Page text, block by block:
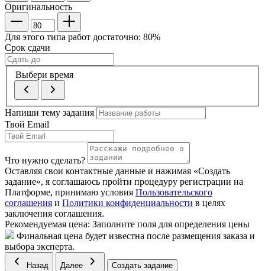
Оригинальность
Для этого типа работ достаточно: 80%
Срок сдачи
Выбери время
Напиши тему задания
Твой Email
Что нужно сделать?
Оставляя свои контактные данные и нажимая «Создать
задание», я соглашаюсь пройти процедуру регистрации на
Платформе, принимаю условия Пользовательского
соглашения и Политики конфиденциальности в целях
заключения соглашения.
Рекомендуемая цена: Заполните поля для определения цены
Финальная цена будет известна после размещения заказа и
выбора эксперта.
Назад Далее Создать задание